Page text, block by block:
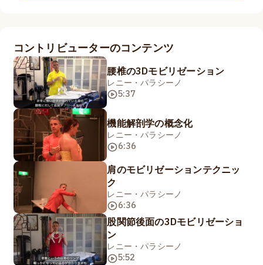
コントリビューターのコンテンツ
腰椎の3Dモビリゼーション
レニー・パラシーノ
5:37
機能解剖学の概念化
レニー・パラシーノ
6:36
肩のモビリゼーションテクニッ
ク
レニー・パラシーノ
6:36
股関節後面の3Dモビリゼーショ
ン
レニー・パラシーノ
5:52